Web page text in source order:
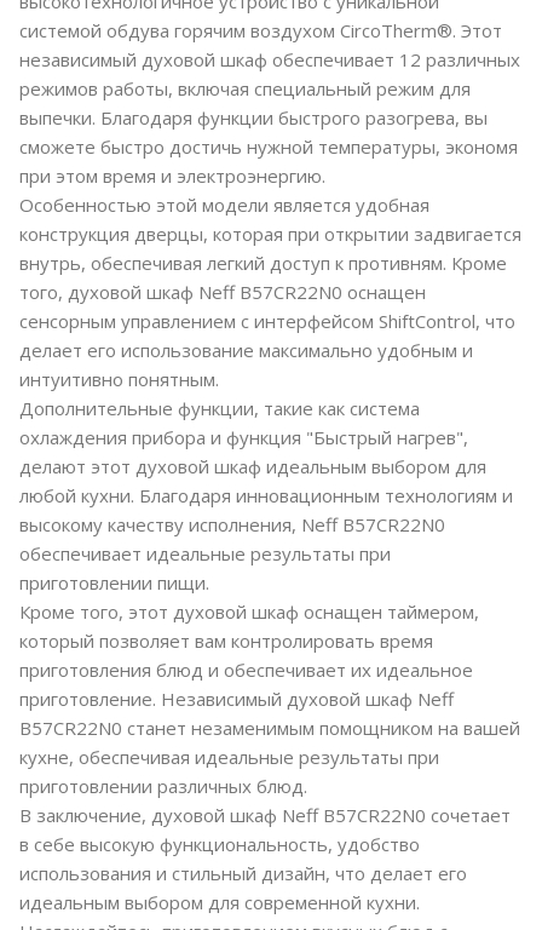
системой обдува горячим воздухом CircoTherm®. Этот
независимый духовой шкаф обеспечивает 12 различных
режимов работы, включая специальный режим для
выпечки. Благодаря функции быстрого разогрева, вы
сможете быстро достичь нужной температуры, экономя
при этом время и электроэнергию.
Особенностью этой модели является удобная
конструкция дверцы, которая при открытии задвигается
внутрь, обеспечивая легкий доступ к противням. Кроме
того, духовой шкаф Neff B57CR22N0 оснащен
сенсорным управлением с интерфейсом ShiftControl, что
делает его использование максимально удобным и
интуитивно понятным.
Дополнительные функции, такие как система
охлаждения прибора и функция "Быстрый нагрев",
делают этот духовой шкаф идеальным выбором для
любой кухни. Благодаря инновационным технологиям и
высокому качеству исполнения, Neff B57CR22N0
обеспечивает идеальные результаты при
приготовлении пищи.
Кроме того, этот духовой шкаф оснащен таймером,
который позволяет вам контролировать время
приготовления блюд и обеспечивает их идеальное
приготовление. Независимый духовой шкаф Neff
B57CR22N0 станет незаменимым помощником на вашей
кухне, обеспечивая идеальные результаты при
приготовлении различных блюд.
В заключение, духовой шкаф Neff B57CR22N0 сочетает
в себе высокую функциональность, удобство
использования и стильный дизайн, что делает его
идеальным выбором для современной кухни.